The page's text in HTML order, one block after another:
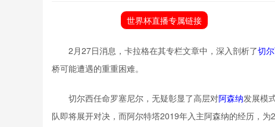
世界杯直播专属链接
2月27日消息，卡拉格在其专栏文章中，深入剖析了切
桥可能遭遇的重重困难。
切尔西任命罗塞尼尔，无疑彰显了高层对阿森纳发展模
队即将展开对决，而阿尔特塔2019年入主阿森纳的经历，为